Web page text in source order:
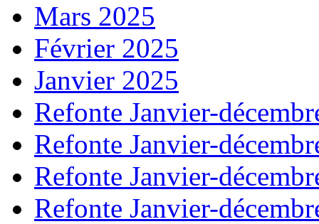
Mars 2025
Février 2025
Janvier 2025
Refonte Janvier-
Refonte Janvier-
Refonte Janvier-
Refonte Janvier-